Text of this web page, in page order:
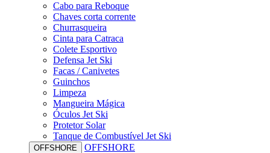
Cabo para Reboque
Chaves corta corrente
Churrasqueira
Cinta para Catraca
Colete Esportivo
Defensa Jet Ski
Facas / Canivetes
Guinchos
Limpeza
Mangueira Mágica
Óculos Jet Ski
Protetor Solar
Tanque de Combustível Jet Ski
OFFSHORE
OFFSHORE